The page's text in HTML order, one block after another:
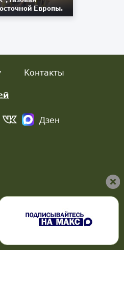
Европы.
Контакты
Дзен